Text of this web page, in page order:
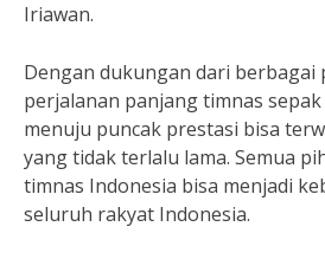
Iriawan.
Dengan dukungan dari berbagai
perjalanan panjang timnas
menuju puncak prestasi bisa
yang tidak terlalu lama. Semua
timnas Indonesia bisa menjadi
seluruh rakyat Indonesia.